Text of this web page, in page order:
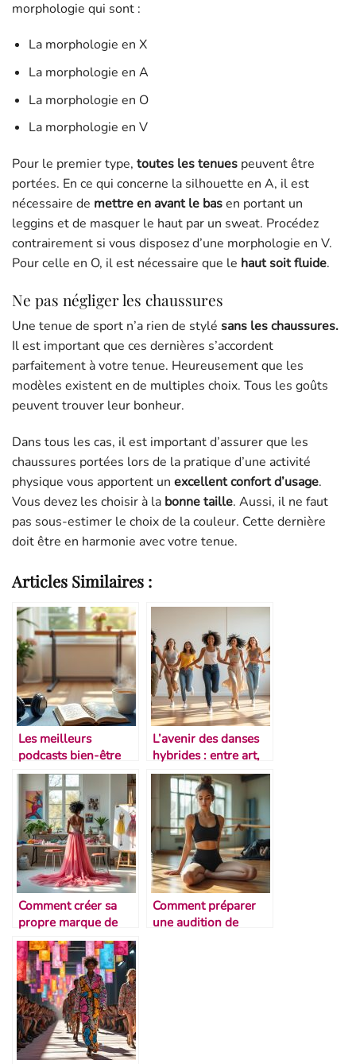
morphologie qui sont :
La morphologie en X
La morphologie en A
La morphologie en O
La morphologie en V
Pour le premier type, toutes les tenues peuvent être
portées. En ce qui concerne la silhouette en A, il est
nécessaire de mettre en avant le basen portant un
leggins et de masquer le haut par un sweat. Procédez
contrairement si vous disposez d’une morphologie en V.
Pour celle en O, il est nécessaire que le haut soit fluide.
Ne pas négliger les chaussures
Une tenue de sport n’a rien de stylé sans les chaussures.
Il est important que ces dernières s’accordent
parfaitement à votre tenue. Heureusement que les
modèles existent en de multiples choix. Tous les goûts
peuvent trouver leur bonheur.
Dans tous les cas, il est important d’assurer que les
chaussures portées lors de la pratique d’une activité
physique vous apportent un excellent confort d’usage.
Vous devez les choisir à la bonne taille. Aussi, il ne faut
pas sous-estimer le choix de la couleur. Cette dernière
doit être en harmonie avec votre tenue.
Articles Similaires :
Les meilleurs
podcasts bien-être
pour danseurs
L’avenir des danses
hybrides : entre art,
sport et culture
Comment créer sa
propre marque de
vêtements de danse
Comment préparer
une audition de